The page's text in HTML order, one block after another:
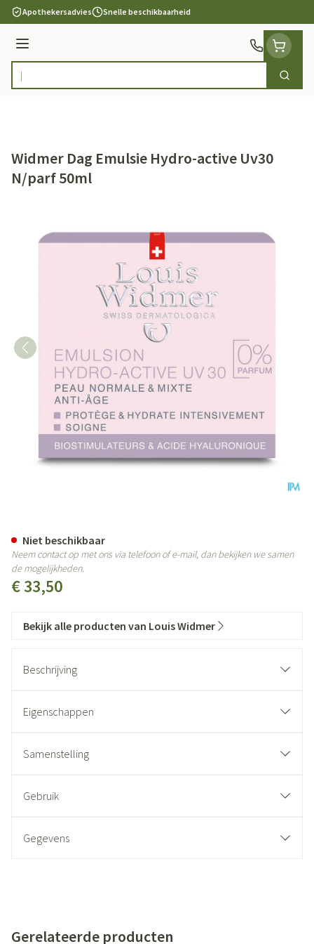
Ga naar de inhoud
Apothekersadvies Snelle beschikbaarheid
Menu
Product, merk, categorie... Zoek
Widmer Dag Emulsie Hydro-active Uv30
N/parf 50ml
€ 33,50
Niet beschikbaar
Neem contact op met ons via telefoon of e-mail, dan bekijken we samen
de mogelijkheden.
Bekijk alle producten van Louis Widmer
Beschrijving
Eigenschappen
Samenstelling
Gebruik
Gegevens
Gerelateerde producten